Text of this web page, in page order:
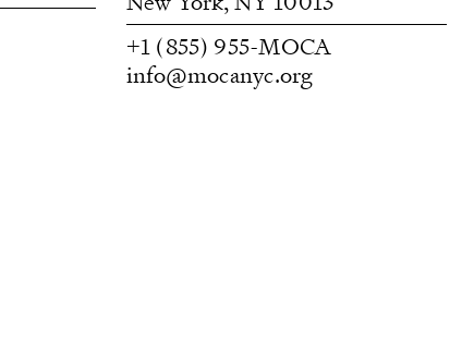
+1 (855) 955-MOCA
info@mocanyc.org